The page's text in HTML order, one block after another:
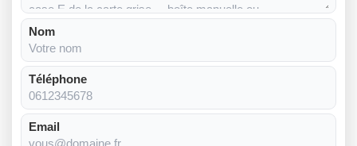
Nom
Téléphone
Email